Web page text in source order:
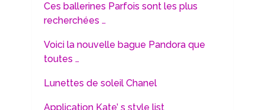
Ces ballerines Parfois sont les plus
recherchées …
Voici la nouvelle bague Pandora que
toutes …
Lunettes de soleil Chanel
Application Kate’ s style list